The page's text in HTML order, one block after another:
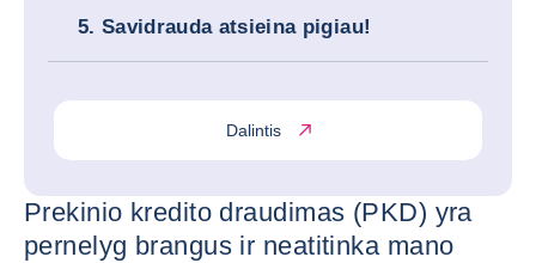
5. Savidrauda atsieina pigiau!
Dalintis
Prekinio kredito draudimas (PKD) yra
pernelyg brangus ir neatitinka mano